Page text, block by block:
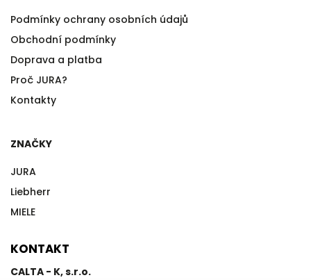
Podmínky ochrany osobních údajů
Obchodní podmínky
Doprava a platba
Proč JURA?
Kontakty
ZNAČKY
JURA
Liebherr
MIELE
KONTAKT
CALTA - K, s.r.o.